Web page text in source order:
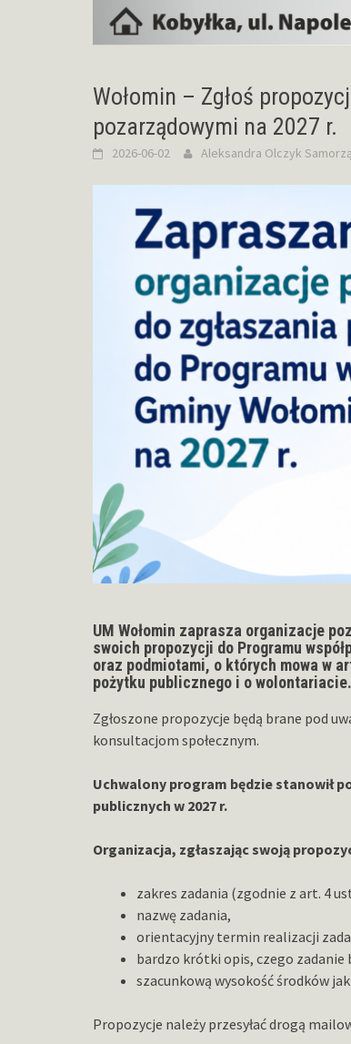
Wołomin – Zgłoś
pozarządowymi na 2027 r.
2026-06-02 Aleksandra Olczyk
UM Wołomin zaprasza organizacje
swoich propozycji do Programu
oraz podmiotami, o których mowa w
pożytku publicznego i o wolontariacie.
Zgłoszone propozycje będą brane pod
konsultacjom społecznym.
Uchwalony program będzie stanowił
publicznych w 2027 r.
Organizacja, zgłaszając swoją
zakres zadania (zgodnie z art. 4
nazwę zadania,
orientacyjny termin realizacji
bardzo krótki opis, czego zadanie
szacunkową wysokość środków
Propozycje należy przesyłać drogą